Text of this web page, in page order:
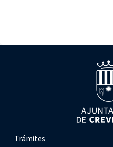
Trámites